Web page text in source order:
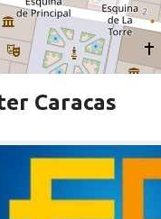
Caracas